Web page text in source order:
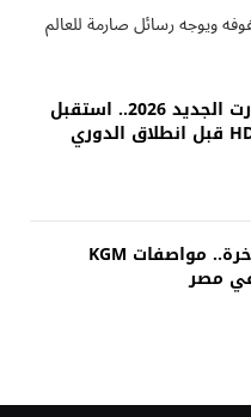
ويوجه رسائل صارمة للعالم
تردد أون سبورت الجديد 2026.. استقبل
القناة بجودة HD قبل انطلاق الدوري
سيارة SUV فاخرة.. مواصفات KGM